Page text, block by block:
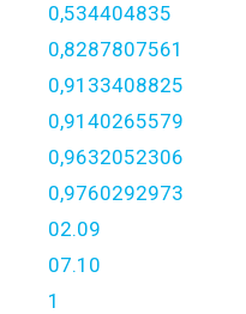
0,534404835
0,8287807561
0,9133408825
0,9140265579
0,9632052306
0,9760292973
02.09
07.10
1